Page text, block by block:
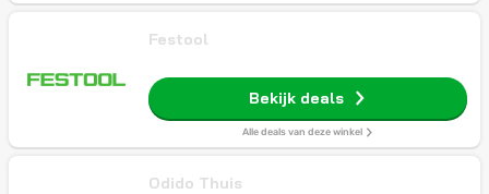
Festool
Bekijk deals
Alle deals van deze winkel
Odido Thuis